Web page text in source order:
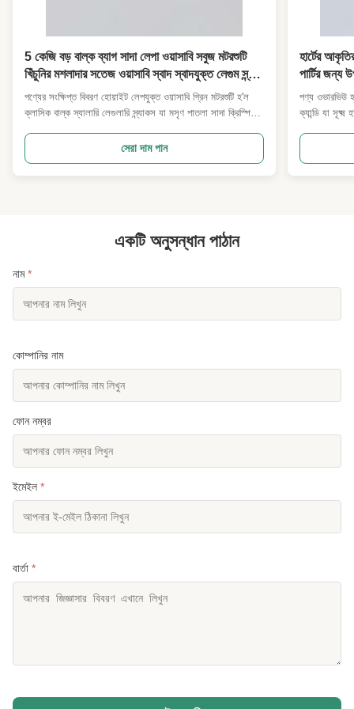
5 কেজি বড় বাল্ক ব্যাগ সাদা লেপা ওয়াসাবি সবুজ মটরশুটি
খিঁচুনির মশলাদার সতেজ ওয়াসাবি স্বাদ স্বাদযুক্ত লেগুম স্ন্যাক
বার পাইকারি জন্য সুপারমার্কেট পাব আমদানিকারক
পণ্যের সংক্ষিপ্ত বিবরণ হোয়াইট লেপযুক্ত ওয়াসাবি গ্রিন মটরশুটি হ'ল
ক্লাসিক বাল্ক স্যালারি লেগুলারি স্ন্যাকস যা মসৃণ পাতলা সাদা ক্রিস্পি
সতেজতাপূর্ণ ক্ষতিকারক ওয়াসাবি মশলা দিয়ে সমানভাবে মিশ্রিতনিম্ন
তাপমাত্রায় বেকিংয়ের পরে, পণ্যটি দুধের ...
সেরা দাম পান
হার্টের
পার্টির জন্য
আমদানিকারক
পণ্য ওভারভিউ
ক্যান্ডি যা
করে। কঠোর
একটি অনুসন্ধান পাঠান
নাম*
কোম্পানির নাম
ফোন নম্বর
ইমেইল *
বার্তা *